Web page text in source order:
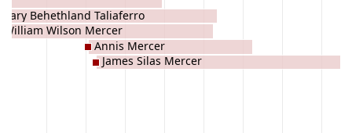
Mary Behethland Taliaferro
William Wilson Mercer
Annis Mercer
James Silas Mercer